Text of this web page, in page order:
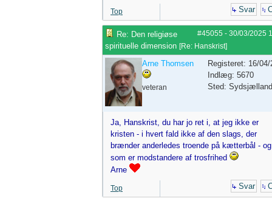
Top Svar
#45055 - 30/03/2025
Re: Den religiøse
spirituelle dimension [Re: Hanskrist]
Arne Thomsen
veteran
Registeret: 16/04/
Indlæg: 5670
Sted: Sydsjælland
Ja, Hanskrist, du har jo ret i, at jeg ikke er
kristen - i hvert fald ikke af den slags, der
brænder anderledes troende på kætterbål - og
som er modstandere af trosfrihed
Arne
Top Svar